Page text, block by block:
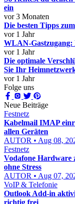
ein
vor 3 Monaten
Die besten Tipps
vor 1 Jahr
WLAN-Gastzugang:
vor 1 Jahr
Die optimale
Sie Ihr
vor 1 Jahr
Folge uns
Neue Beiträge
Festnetz
Kabelmail IMAP
allen Geräten
AUTOR • Aug 08,
Festnetz
Vodafone Hardware
ohne Stress
AUTOR • Aug 07,
VoIP & Telefonie
Outlook Add-in
richtig frei